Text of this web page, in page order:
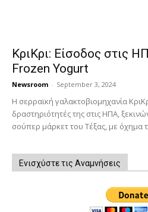
ΚριΚρι: Είσοδος στις
Frozen Yogurt
Newsroom - September 3, 2024
Η σερραϊκή γαλακτοβιομηχανία
δραστηριότητές της στις ΗΠΑ,
σούπερ μάρκετ του Τέξας, με όχημα
Ενισχύστε τις Αναμνήσεις